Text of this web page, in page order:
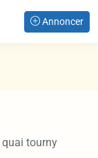
Annoncer
quai tourny